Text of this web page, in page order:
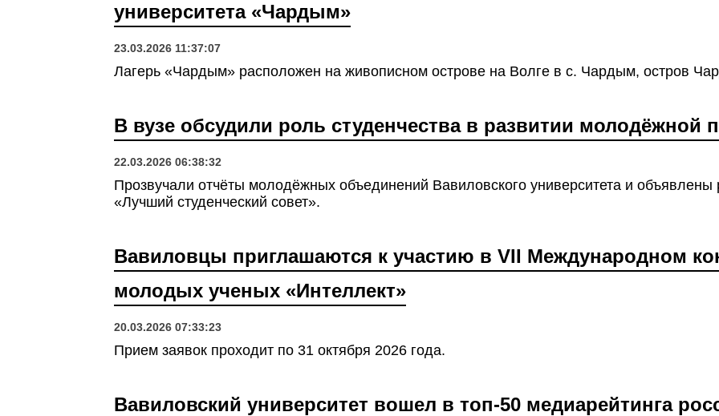
университета «Чардым»
23.03.2026 11:37:07
Лагерь «Чардым» расположен на живописном острове на Волге в с. Чардым, остров
В вузе обсудили роль студенчества в развитии молодёжной
22.03.2026 06:38:32
Прозвучали отчёты молодёжных объединений Вавиловского университета и объявлены
«Лучший студенческий совет».
Вавиловцы приглашаются к участию в VII Международном
молодых ученых «Интеллект»
20.03.2026 07:33:23
Прием заявок проходит по 31 октября 2026 года.
Вавиловский университет вошел в топ-50 медиарейтинга